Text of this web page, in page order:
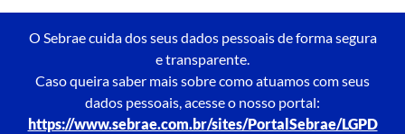
O Sebrae cuida dos seus dados pessoais de forma segura
e transparente.
Caso queira saber mais sobre como atuamos com seus
dados pessoais, acesse o nosso portal:
https://www.sebrae.com.br/sites/PortalSebrae/LGPD